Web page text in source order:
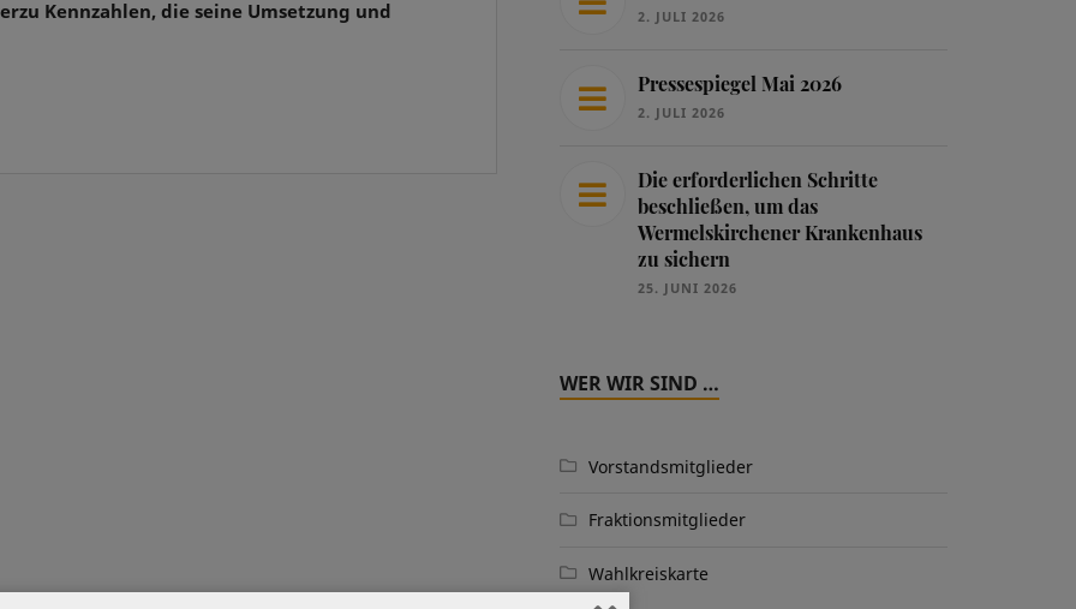
Kennzahlen, die seine Umsetzung und
2. JULI 2026
Pressespiegel Mai 2026
2. JULI 2026
Die erforderlichen Schritte
beschließen, um das
Wermelskirchener Krankenhaus
zu sichern
25. JUNI 2026
WER WIR SIND …
Vorstandsmitglieder
Fraktionsmitglieder
Wahlkreiskarte